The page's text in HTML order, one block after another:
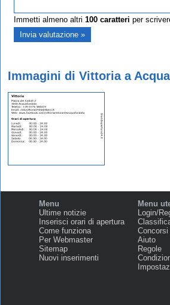
Immetti almeno altri 100caratteri per
Immagini di Vittoria a
Menu
Ultime notizie
Inserisci orari di apertura
Come funziona
Per Webmaster
Sitemap
Nuovi inserimenti
Menu
Login/
Concorsi
Aiuto
Regole